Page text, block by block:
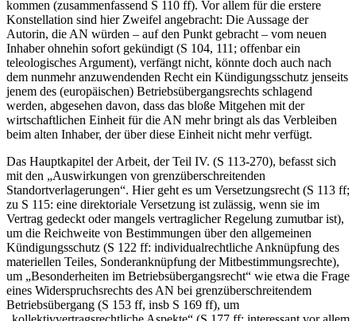
kommen (zusammenfassend S 110 ff). Vor allem für die erstere
Konstellation sind hier Zweifel angebracht: Die Aussage der
Autorin, die AN würden – auf den Punkt gebracht – vom neuen
Inhaber ohnehin sofort gekündigt (S 104, 111; offenbar ein
teleologisches Argument), verfängt nicht, könnte doch auch nach
dem nunmehr anzuwendenden Recht ein Kündigungsschutz jenseits
jenem des (europäischen) Betriebsübergangsrechts schlagend
werden, abgesehen davon, dass das bloße Mitgehen mit der
wirtschaftlichen Einheit für die AN mehr bringt als das Verbleiben
beim alten Inhaber, der über diese Einheit nicht mehr verfügt.
Das Hauptkapitel der Arbeit, der Teil IV. (S 113-270), befasst sich
mit den „Auswirkungen von grenzüberschreitenden
Standortverlagerungen“. Hier geht es um Versetzungsrecht (S 113 ff;
zu S 115: eine direktoriale Versetzung ist zulässig, wenn sie im
Vertrag gedeckt oder mangels vertraglicher Regelung zumutbar ist),
um die Reichweite von Bestimmungen über den allgemeinen
Kündigungsschutz (S 122 ff: individualrechtliche Anknüpfung des
materiellen Teiles, Sonderanknüpfung der Mitbestimmungsrechte),
um „Besonderheiten im Betriebsübergangsrecht“ wie etwa die Frage
eines Widerspruchsrechts des AN bei grenzüberschreitendem
Betriebsübergang (S 153 ff, insb S 169 ff), um